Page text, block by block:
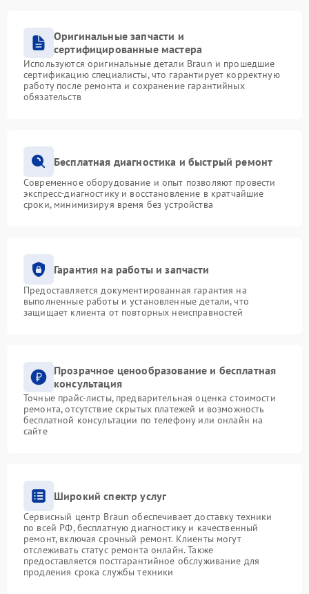
Оригинальные запчасти и
сертифицированные мастера
Используются оригинальные детали Braun и прошедшие
сертификацию специалисты, что гарантирует корректную
работу после ремонта и сохранение гарантийных
обязательств
Бесплатная диагностика и быстрый ремонт
Современное оборудование и опыт позволяют провести
экспресс-диагностику и восстановление в кратчайшие
сроки, минимизируя время без устройства
Гарантия на работы и запчасти
Предоставляется документированная гарантия на
выполненные работы и установленные детали, что
защищает клиента от повторных неисправностей
Прозрачное ценообразование и бесплатная
консультация
Точные прайс-листы, предварительная оценка стоимости
ремонта, отсутствие скрытых платежей и возможность
бесплатной консультации по телефону или онлайн на
сайте
Широкий спектр услуг
Сервисный центр Braun обеспечивает доставку техники
по всей РФ, бесплатную диагностику и качественный
ремонт, включая срочный ремонт. Клиенты могут
отслеживать статус ремонта онлайн. Также
предоставляется постгарантийное обслуживание для
продления срока службы техники